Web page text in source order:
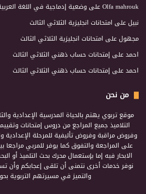
Olfa mahroukعلى وضعية إدماجية في اللغة
نبيلعلى امتحانات انجليزية الثلاثي الثالث
مجهولعلى امتحانات انجليزية الثلاثي الثالث
احمدعلى إمتحانات حساب ذهني الثلاثي الثالث
احمدعلى إمتحانات حساب ذهني الثلاثي الثالث
من نحن
موقع تربوي يهتم بالحياة المدرسية الإعدادية
التلاميذ جميع المراجع من دروس إمتحانات
وفروض مراقبة وفروض تأليفية للمرحلة الإعدادية
على المراجعة والتفوق كما يوفر للمربي
الابحار فيه إما بإستعمال محرك بحث التلميذ أو
نوفر خدمات أخرى نتمنى أن تلقى إعجابكم وأن
والتميز في مسيرتهم التربوية